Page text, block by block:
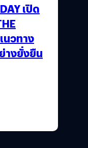
เปิด
นวทาง
างยั่งยืน